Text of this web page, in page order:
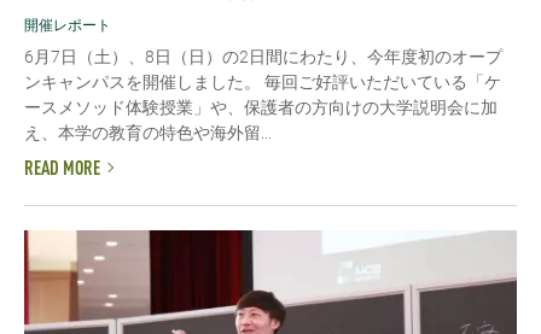
開催レポート
6月7日（土）、8日（日）の2日間にわたり、今年度初のオープ
ンキャンパスを開催しました。 毎回ご好評いただいている「ケ
ースメソッド体験授業」や、保護者の方向けの大学説明会に加
え、本学の教育の特色や海外留...
READ MORE